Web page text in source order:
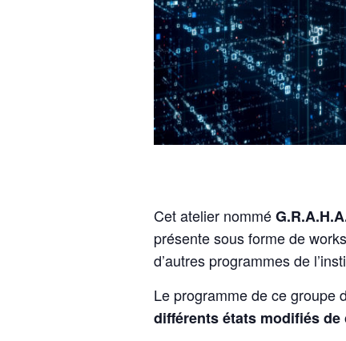
Cet atelier nommé
présente sous forme de
d’autres programmes de
Le programme de ce groupe
différents états modifiés de